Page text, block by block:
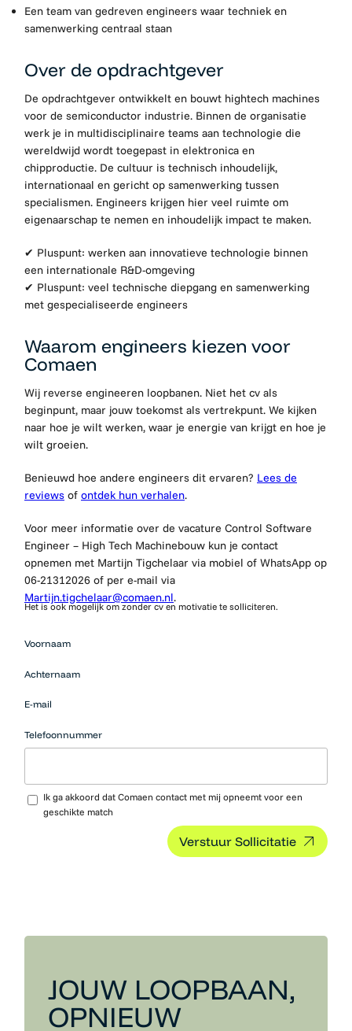
Een team van gedreven engineers waar techniek en
samenwerking centraal staan
Over de opdrachtgever
De opdrachtgever ontwikkelt en bouwt hightech machines
voor de semiconductor industrie. Binnen de organisatie
werk je in multidisciplinaire teams aan technologie die
wereldwijd wordt toegepast in elektronica en
chipproductie. De cultuur is technisch inhoudelijk,
internationaal en gericht op samenwerking tussen
specialismen. Engineers krijgen hier veel ruimte om
eigenaarschap te nemen en inhoudelijk impact te maken.
✔ Pluspunt: werken aan innovatieve technologie binnen
een internationale R&D-omgeving
✔ Pluspunt: veel technische diepgang en samenwerking
met gespecialiseerde engineers
Waarom engineers kiezen voor
Comaen
Wij reverse engineeren loopbanen. Niet het cv als
beginpunt, maar jouw toekomst als vertrekpunt. We kijken
naar hoe je wilt werken, waar je energie van krijgt en hoe je
wilt groeien.
Benieuwd hoe andere engineers dit ervaren? Lees de
reviews of ontdek hun verhalen.
Voor meer informatie over de vacature Control Software
Engineer – High Tech Machinebouw kun je contact
opnemen met Martijn Tigchelaar via mobiel of WhatsApp op
06-21312026 of per e-mail via
Martijn.tigchelaar@comaen.nl.
Het is ook mogelijk om zonder cv en motivatie te solliciteren.
Voornaam
Achternaam
E-mail
Telefoonnummer
Ik ga akkoord dat Comaen contact met mij opneemt voor een
geschikte match
die op zoek
werk
neerzetten.
JOUW LOOPBAAN,
OPNIEUW